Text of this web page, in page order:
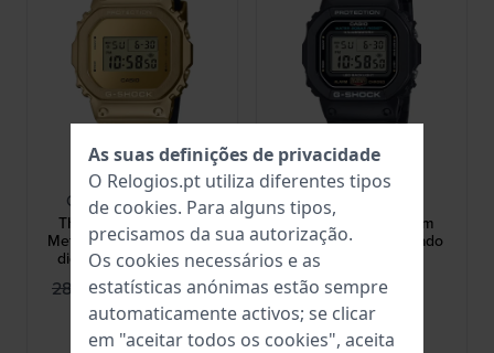
G-Shock
GM-5600YMG-9ER
The Origin LED - Fine
Metallic 42.8 mm Relógio
digital de quartzo com
bracelete de silicone
exclusiva com aspeto
metálico
289,00 € 194,95 €
● Em stock
G-Shock
DW-5600UE-1ER
Classic LED 42.8 mm
Relógio dgital quadrado
99,90 €
● Em stock
As suas definições de privacidade
O Relogios.pt utiliza diferentes tipos
de cookies. Para alguns tipos,
precisamos da sua autorização.
Os cookies necessários e as
estatísticas anónimas estão sempre
automaticamente activos; se clicar
em "aceitar todos os cookies", aceita